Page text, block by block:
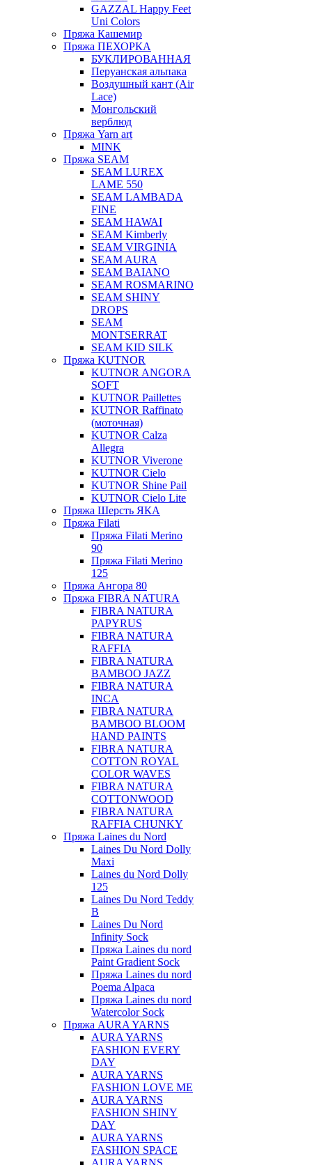
GAZZAL Happy Feet
Uni Colors
Пряжа Кашемир
Пряжа ПЕХОРКА
БУКЛИРОВАННАЯ
Перуанская альпака
Воздушный кант (Air
Lace)
Монгольский
верблюд
Пряжа Yarn art
MINK
Пряжа SEAM
SEAM LUREX
LAME 550
SEAM LAMBADA
FINE
SEAM HAWAI
SEAM Kimberly
SEAM VIRGINIA
SEAM AURA
SEAM BAIANO
SEAM ROSMARINO
SEAM SHINY
DROPS
SEAM
MONTSERRAT
SEAM KID SILK
Пряжа KUTNOR
KUTNOR ANGORA
SOFT
KUTNOR Paillettes
KUTNOR Raffinato
(моточная)
KUTNOR Calza
Allegra
KUTNOR Viverone
KUTNOR Cielo
KUTNOR Shine Pail
KUTNOR Cielo Lite
Пряжа Шерсть ЯКА
Пряжа Filati
Пряжа Filati Merino
90
Пряжа Filati Merino
125
Пряжа Ангора 80
Пряжа FIBRA NATURA
FIBRA NATURA
PAPYRUS
FIBRA NATURA
RAFFIA
FIBRA NATURA
BAMBOO JAZZ
FIBRA NATURA
INCA
FIBRA NATURA
BAMBOO BLOOM
HAND PAINTS
FIBRA NATURA
COTTON ROYAL
COLOR WAVES
FIBRA NATURA
COTTONWOOD
FIBRA NATURA
RAFFIA CHUNKY
Пряжа Laines du Nord
Laines Du Nord Dolly
Maxi
Laines du Nord Dolly
125
Laines Du Nord Teddy
B
Laines Du Nord
Infinity Sock
Пряжа Laines du nord
Paint Gradient Sock
Пряжа Laines du nord
Poema Alpaca
Пряжа Laines du nord
Watercolor Sock
Пряжа AURA YARNS
AURA YARNS
FASHION EVERY
DAY
AURA YARNS
FASHION LOVE ME
AURA YARNS
FASHION SHINY
DAY
AURA YARNS
FASHION SPACE
AURA YARNS